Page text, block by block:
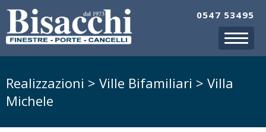
0547 53495
Realizzazioni > Ville Bifamiliari > Villa
Michele